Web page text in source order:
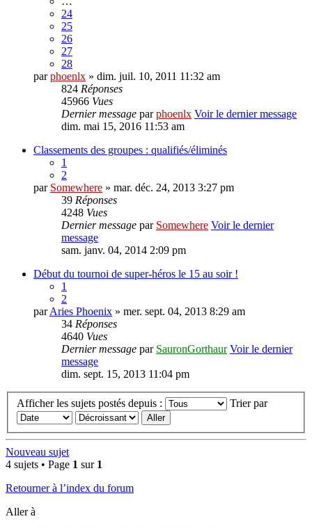
24
25
26
27
28
parphoenlx » dim. juil. 10, 2011 11:32 am
824 Réponses
45966 Vues
Dernier message parphoenlx Voir le dernier message
dim. mai 15, 2016 11:53 am
Classements des groupes : qualifiés/éliminés
1
2
par Somewhere » mar. déc. 24, 2013 3:27 pm
39 Réponses
4248 Vues
Dernier message par Somewhere Voir le dernier
message
sam. janv. 04, 2014 2:09 pm
Début du tournoi de super-héros le 15 au soir !
1
2
parAries Phoenix » mer. sept. 04, 2013 8:29 am
34 Réponses
4640 Vues
Dernier message par SauronGorthaur Voir le dernier
message
dim. sept. 15, 2013 11:04 pm
Afficher les sujets postés depuis : Trier par
Nouveau sujet
4 sujets • Page 1 sur 1
Retourner à l’index du forum
Aller à